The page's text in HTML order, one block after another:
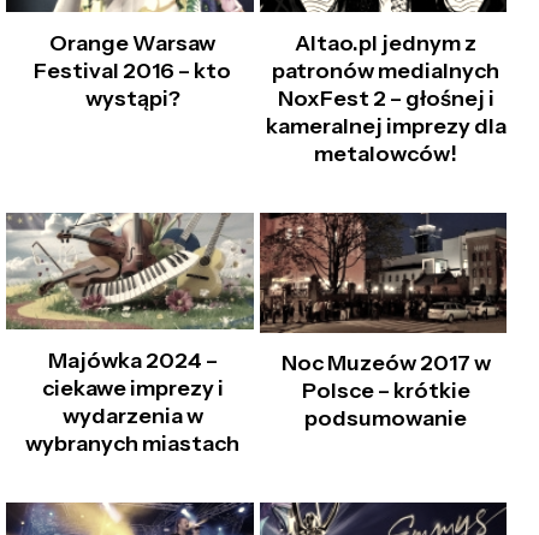
Orange Warsaw
Festival 2016 – kto
wystąpi?
Altao.pl jednym z
patronów medialnych
NoxFest 2 – głośnej i
kameralnej imprezy dla
metalowców!
Majówka 2024 –
ciekawe imprezy i
wydarzenia w
wybranych miastach
Noc Muzeów 2017 w
Polsce – krótkie
podsumowanie